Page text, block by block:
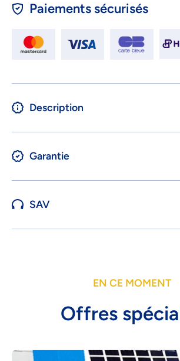
Paiements sécurisés
Description
Garantie
SAV
EN CE MOMENT
Offres